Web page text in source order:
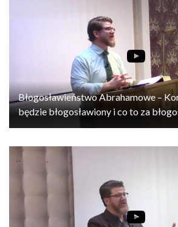
Błogosławieństwo Abrahamowe –
będzie błogosławiony i co to za